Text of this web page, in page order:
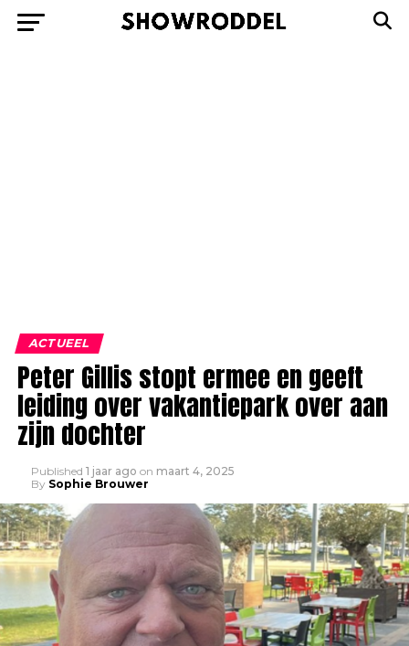
ACTUEEL
Peter Gillis stopt ermee en geeft
leiding over vakantiepark over aan
zijn dochter
Published 1 jaar ago on maart 4, 2025
By Sophie Brouwer